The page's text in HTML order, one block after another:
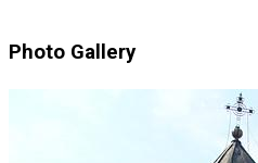
Photo Gallery